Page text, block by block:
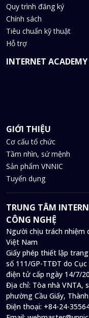
Quy trình đăng ký
Chính sách
Tiêu chuẩn kỹ thuật
Hỗ trợ
INTERNET ACADEMY
GIỚI THIỆU
Cơ cấu tổ chức
Tầm nhìn, sứ mệnh
Sản phẩm VNNIC
Tuyển dụng
TRUNG TÂM
CÔNG NGHỆ
Người chịu trách nhiệm
Việt Nam
Giấy phép thiết lập
số 111/GP-TTĐT do
điện tử cấp ngày 14/7/
Địa chỉ: Tòa nhà VNTA,
phường Cầu Giấy,
Điện thoại: +84-24-